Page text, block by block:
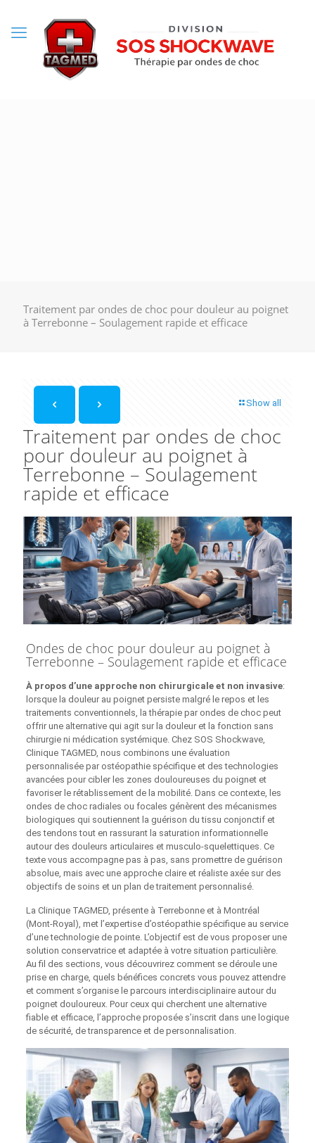
Traitement par ondes de choc pour douleur au poignet
à Terrebonne – Soulagement rapide et efficace
Show all
Traitement par ondes de choc
pour douleur au poignet à
Terrebonne – Soulagement
rapide et efficace
Ondes de choc pour douleur au poignet à
Terrebonne – Soulagement rapide et efficace
À propos d’une approche non chirurgicale et non invasive:
lorsque la douleur au poignet persiste malgré le repos et les
traitements conventionnels, la thérapie par ondes de choc peut
offrir une alternative qui agit sur la douleur et la fonction sans
chirurgie ni médication systémique. Chez SOS Shockwave,
Clinique TAGMED, nous combinons une évaluation
personnalisée par ostéopathie spécifique et des technologies
avancées pour cibler les zones douloureuses du poignet et
favoriser le rétablissement de la mobilité. Dans ce contexte, les
ondes de choc radiales ou focales génèrent des mécanismes
biologiques qui soutiennent la guérison du tissu conjonctif et
des tendons tout en rassurant la saturation informationnelle
autour des douleurs articulaires et musculo-squelettiques. Ce
texte vous accompagne pas à pas, sans promettre de guérison
absolue, mais avec une approche claire et réaliste axée sur des
objectifs de soins et un plan de traitement personnalisé.
La Clinique TAGMED, présente à Terrebonne et à Montréal
(Mont‑Royal), met l’expertise d’ostéopathie spécifique au service
d’une technologie de pointe. L’objectif est de vous proposer une
solution conservatrice et adaptée à votre situation particulière.
Au fil des sections, vous découvrirez comment se déroule une
prise en charge, quels bénéfices concrets vous pouvez attendre
et comment s’organise le parcours interdisciplinaire autour du
poignet douloureux. Pour ceux qui cherchent une alternative
fiable et efficace, l’approche proposée s’inscrit dans une logique
de sécurité, de transparence et de personnalisation.